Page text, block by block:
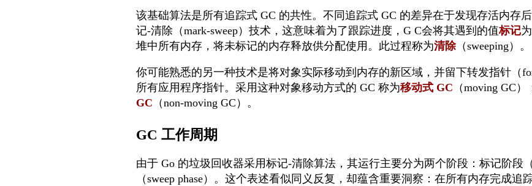
该基础算法是所有追踪式 GC 的共性。不同追踪式 GC 的差异在于发现存活内存
记-清除（mark-sweep）技术，这意味着为了跟踪进度，G C会将其遇到的值标记
堆中所有内存，将未标记的内存释放供分配使用。此过程称为清除（sweeping）。
你可能熟悉的另一种技术是将对象实际移动到内存的新区域，并留下转发指针（
所有应用程序指针。采用这种对象移动方式的 GC 称为移动式 GC （moving GC
GC （non-moving GC）。
GC 工作周期
由于 Go 的垃圾回收器采用标记-清除算法，其运行主要分为两个阶段：标记阶段
（sweep phase）。这个表述看似同义反复，却蕴含重要洞察：在所有内存完成